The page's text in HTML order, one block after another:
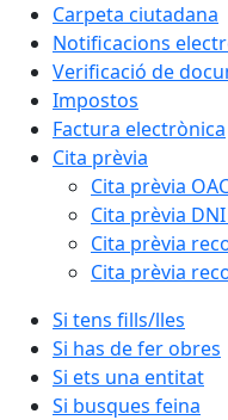
Carpeta ciutadana
Notificacions
Verificació de
Impostos
Factura electrònica
Cita prèvia
Cita prèvia
Cita prèvia
Cita prèvia
Cita prèvia
Si tens fills/lles
Si has de fer obres
Si ets una entitat
Si busques feina